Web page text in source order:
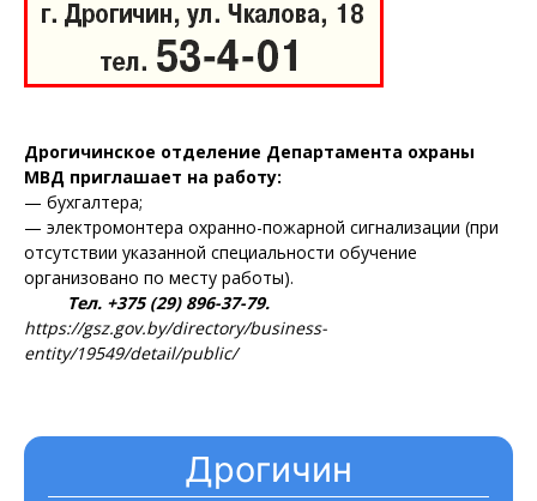
Газета
"Драгічынскі Веснік"
Дрогичинское отделение Департамента охраны
МВД приглашает на работу:
— бухгалтера;
— электромонтера охранно-пожарной сигнализации (при
отсутствии указанной специальности обучение
организовано по месту работы).
Тел. +375 (29) 896-37-79.
https://gsz.gov.by/directory/business-
entity/19549/detail/public/
Дрогичин